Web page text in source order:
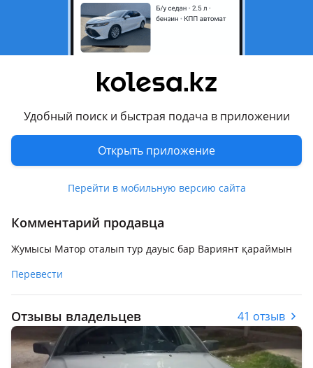
Удобный поиск и быстрая подача в приложении
Открыть приложение
Перейти в мобильную версию сайта
1988 - 1991 3 поколение
рестайлинг (С3)
Объем двигателя, л
2 (бензин)
777 777 км
Коробка передач
Механика
Привод
Передний привод
Руль
Слева
Растаможен в Казахстане
Комментарий продавца
Жумысы Матор оталып тур дауыс бар Вариянт қараймын
Перевести
Отзывы владельцев 41 отзыв